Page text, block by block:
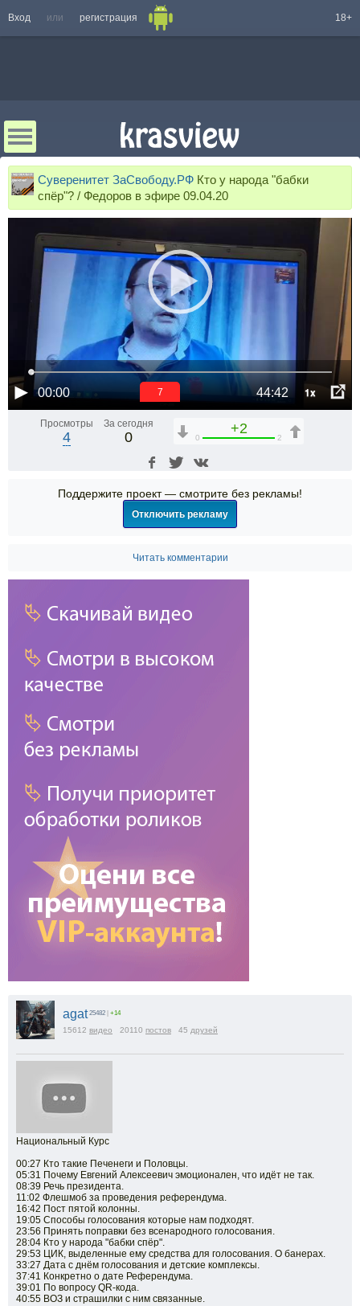
Вход или регистрация 18+
Суверенитет ЗаСвободу.РФ Кто у народа "бабки
спёр"? / Федоров в эфире 09.04.20
00:00 44:42 1x
6
Просмотры
4
За сегодня
0
+2
0 2
Поддержите проект — смотрите без рекламы!
Отключить рекламу
Читать комментарии
agat 25482 +14
15612 видео 20110 постов 45 друзей
Национальный Курс
00:27 Кто такие Печенеги и Половцы.
05:31 Почему Евгений Алексеевич эмоционален, что идёт не так.
08:39 Речь президента.
11:02 Флешмоб за проведения референдума.
16:42 Пост пятой колонны.
19:05 Способы голосования которые нам подходят.
23:56 Принять поправки без всенародного голосования.
28:04 Кто у народа "бабки спёр".
29:53 ЦИК, выделенные ему средства для голосования. О банерах.
33:27 Дата с днём голосования и детские комплексы.
37:41 Конкретно о дате Референдума.
39:01 По вопросу QR-кода.
40:55 ВОЗ и страшилки с ним связанные.